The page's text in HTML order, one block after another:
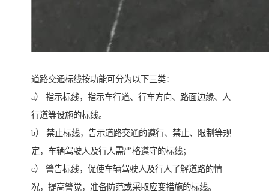
道路交通标线按功能可分为以下三类：
a） 指示标线，指示车行道、行车方向、路面边缘、人
行道等设施的标线。
b） 禁止标线，告示道路交通的遵行、禁止、限制等规
定，车辆驾驶人及行人需严格遵守的标线；
c） 警告标线，促使车辆驾驶人及行人了解道路的情
况，提高警觉，准备防范或采取应变措施的标线。